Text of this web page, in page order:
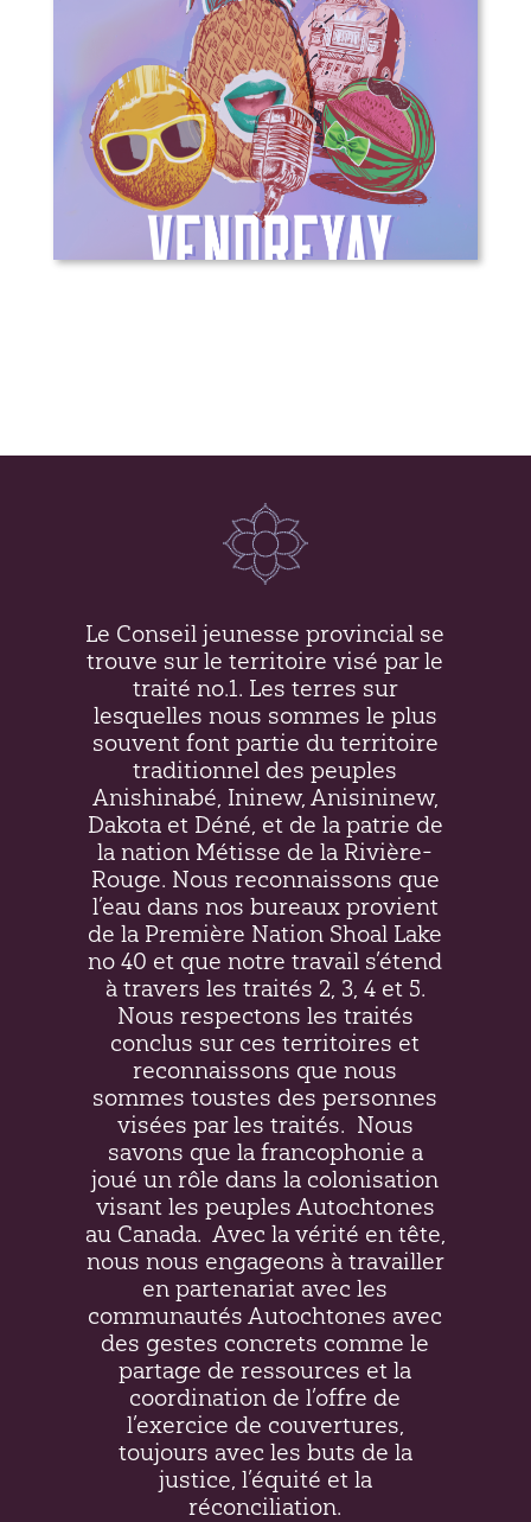
Le Conseil jeunesse provincial se
trouve sur le territoire visé par le
traité no.1. Les terres sur
lesquelles nous sommes le plus
souvent font partie du territoire
traditionnel des peuples
Anishinabé, Ininew, Anisininew,
Dakota et Déné, et de la patrie de
la nation Métisse de la Rivière-
Rouge. Nous reconnaissons que
l’eau dans nos bureaux provient
de la Première Nation Shoal Lake
no 40 et que notre travail s’étend
à travers les traités 2, 3, 4 et 5.
Nous respectons les traités
conclus sur ces territoires et
reconnaissons que nous
sommes toustes des personnes
visées par les traités. Nous
savons que la francophonie a
joué un rôle dans la colonisation
visant les peuples Autochtones
au Canada. Avec la vérité en tête,
nous nous engageons à travailler
en partenariat avec les
communautés Autochtones avec
des gestes concrets comme le
partage de ressources et la
coordination de l’offre de
l’exercice de couvertures,
toujours avec les buts de la
justice, l’équité et la
réconciliation.